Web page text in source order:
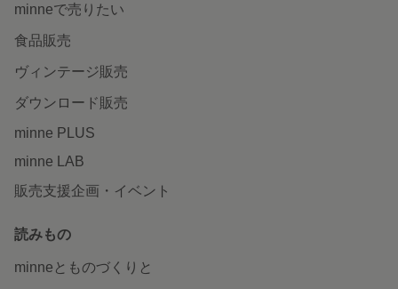
minneで売りたい
食品販売
ヴィンテージ販売
ダウンロード販売
minne PLUS
minne LAB
販売支援企画・イベント
読みもの
minneとものづくりと